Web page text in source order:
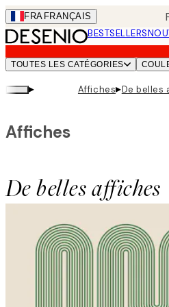
Skip
to
main
content.
FRA FRANÇAIS
BESTSELLERS
TOUTES LES CATÉGORIES
▸ Affiches▸De belles
De belles affiches
Affiches